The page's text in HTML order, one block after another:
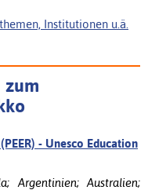
Institutionen u.ä.
zum
- Unesco Education
Argentinien; Australien;